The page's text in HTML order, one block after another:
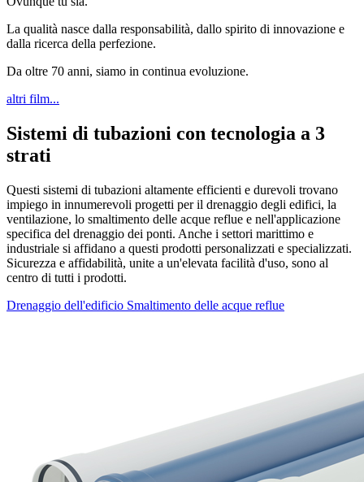
La qualità nasce dalla responsabilità, dallo spirito di innovazione e
dalla ricerca della perfezione.
Da oltre 70 anni, siamo in continua evoluzione.
altri film...
Sistemi di tubazioni con tecnologia a 3
strati
Questi sistemi di tubazioni altamente efficienti e durevoli trovano
impiego in innumerevoli progetti per il drenaggio degli edifici, la
ventilazione, lo smaltimento delle acque reflue e nell'applicazione
specifica del drenaggio dei ponti. Anche i settori marittimo e
industriale si affidano a questi prodotti personalizzati e specializzati.
Sicurezza e affidabilità, unite a un'elevata facilità d'uso, sono al
centro di tutti i prodotti.
Drenaggio dell'edificio Smaltimento delle acque reflue